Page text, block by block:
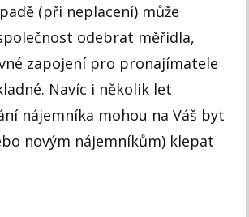
(při neplacení) může
odebrat měřidla,
zapojení pro pronajímatele
Navíc i několik let
nájemníka mohou na Váš byt
novým nájemníkům) klepat